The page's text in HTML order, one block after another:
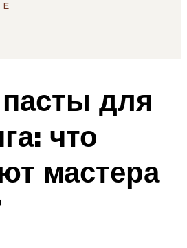
для
что
мастера